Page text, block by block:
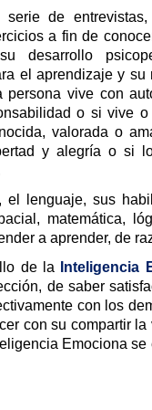
serie de
a fin de
desarrollo
el aprendizaje y su
vive con
o si vive o
valorada o
y alegría o si
el lenguaje, sus
matemática,
a aprender, de
de la
Inteligencia
de saber
con los
con su compartir
Emociona